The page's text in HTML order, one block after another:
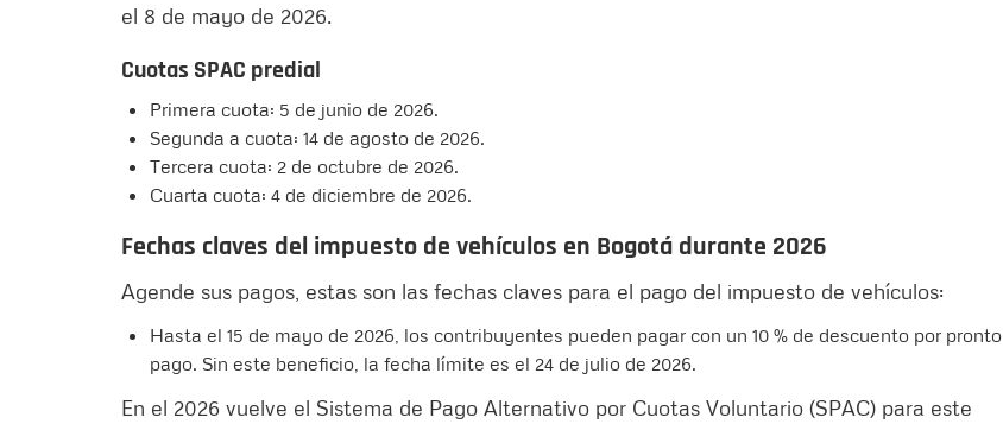
el 8 de mayo de 2026.
Cuotas SPAC predial
Primera cuota: 5 de junio de 2026.
Segunda a cuota: 14 de agosto de 2026.
Tercera cuota: 2 de octubre de 2026.
Cuarta cuota: 4 de diciembre de 2026.
Fechas claves del impuesto de vehículos en Bogotá durante 2026
Agende sus pagos, estas son las fechas claves para el pago del impuesto de vehículos:
Hasta el 15 de mayo de 2026, los contribuyentes pueden pagar con un 10 % de descuento por pronto
pago. Sin este beneficio, la fecha límite es el 24 de julio de 2026.
En el 2026 vuelve el Sistema de Pago Alternativo por Cuotas Voluntario (SPAC) para este